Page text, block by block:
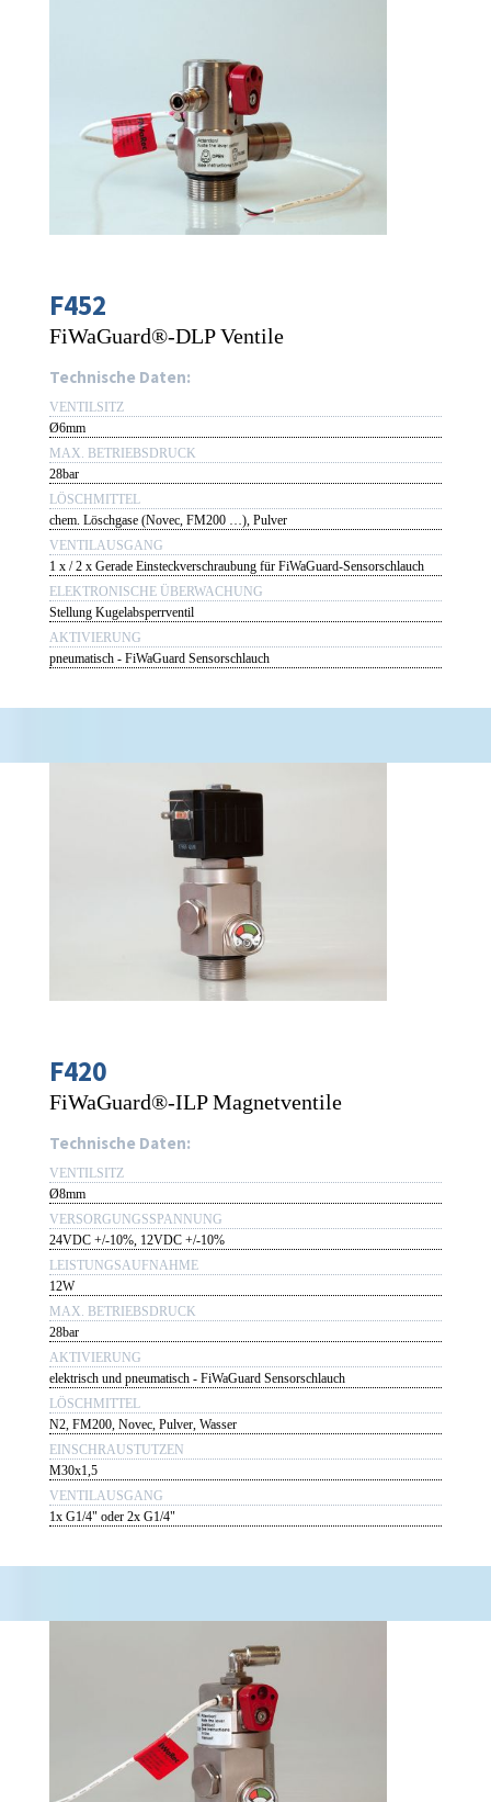
F452
FiWaGuard®-DLP Ventile
Technische Daten:
VENTILSITZ
Ø6mm
MAX. BETRIEBSDRUCK
28bar
LÖSCHMITTEL
chem. Löschgase (Novec, FM200 …), Pulver
VENTILAUSGANG
1 x / 2 x Gerade Einsteckverschraubung für FiWaGuard-Sensorschlauch
ELEKTRONISCHE ÜBERWACHUNG
Stellung Kugelabsperrventil
AKTIVIERUNG
pneumatisch - FiWaGuard Sensorschlauch
F420
FiWaGuard®-ILP Magnetventile
Technische Daten:
VENTILSITZ
Ø8mm
VERSORGUNGSSPANNUNG
24VDC +/-10%, 12VDC +/-10%
LEISTUNGSAUFNAHME
12W
MAX. BETRIEBSDRUCK
28bar
AKTIVIERUNG
elektrisch und pneumatisch - FiWaGuard Sensorschlauch
LÖSCHMITTEL
N2, FM200, Novec, Pulver, Wasser
EINSCHRAUSTUTZEN
M30x1,5
VENTILAUSGANG
1x G1/4" oder 2x G1/4"